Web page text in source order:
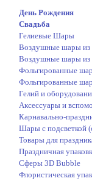
День Рождения
Свадьба
Гелиевые Шары
Воздушные шары из
Воздушные шары из
Фольгированные
Фольгированные
Гелий и
Аксессуары и
Карнавально-
Шары с подсветкой
Товары для
Праздничная
Сферы 3D Bubble
Флористическая